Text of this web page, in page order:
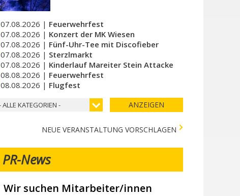
07.08.2026 | Feuerwehrfest
07.08.2026 | Konzert der MK Wiesen
07.08.2026 | Fünf-Uhr-Tee mit Discofieber
07.08.2026 | Sterzlmarkt
07.08.2026 | Kinderlauf Mareiter Stein Attacke
08.08.2026 | Feuerwehrfest
08.08.2026 | Flugfest
ALLE KATEGORIEN - ANZEIGEN
NEUE VERANSTALTUNG VORSCHLAGEN
PR-News
Wir suchen Mitarbeiter/innen
Verschiedene Tests in der Stadtapotheke -